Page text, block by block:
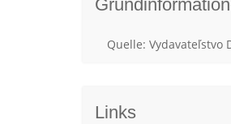
Quelle: Vydavateľstvo
Links